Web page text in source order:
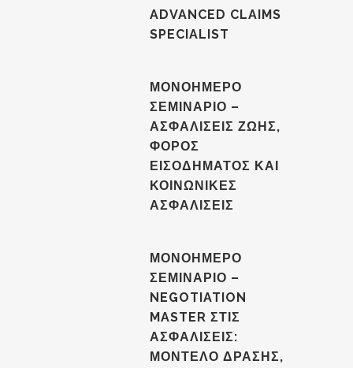
ADVANCED CLAIMS
SPECIALIST
ΜΟΝΟΗΜΕΡΟ
ΣΕΜΙΝΑΡΙΟ –
ΑΣΦΑΛΙΣΕΙΣ ΖΩΗΣ,
ΦΟΡΟΣ
ΕΙΣΟΔΗΜΑΤΟΣ ΚΑΙ
ΚΟΙΝΩΝΙΚΕΣ
ΑΣΦΑΛΙΣΕΙΣ
ΜΟΝΟΗΜΕΡΟ
ΣΕΜΙΝΑΡΙΟ –
NEGOTIATION
MASTER ΣΤΙΣ
ΑΣΦΑΛΙΣΕΙΣ:
ΜΟΝΤΕΛΟ ΔΡΑΣΗΣ,